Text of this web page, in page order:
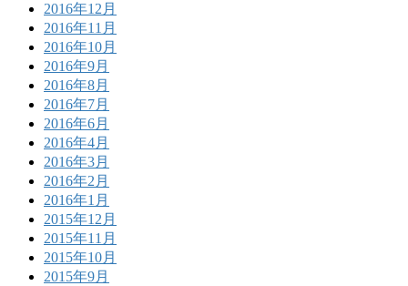
2016年12月
2016年11月
2016年10月
2016年9月
2016年8月
2016年7月
2016年6月
2016年4月
2016年3月
2016年2月
2016年1月
2015年12月
2015年11月
2015年10月
2015年9月